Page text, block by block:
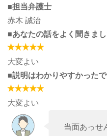
■担当弁護士
赤木 誠治
■あなたの話をよく聞きま
大変よい
■説明はわかりやすかった
大変よい
当面あっせ